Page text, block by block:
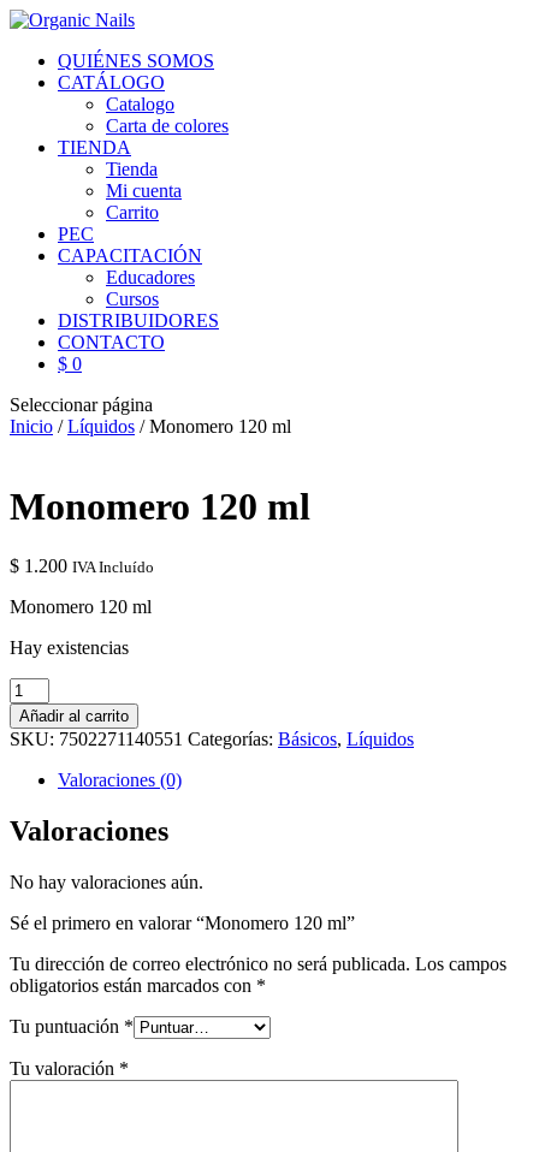
QUIÉNES SOMOS
CATÁLOGO
Catalogo
Carta de colores
TIENDA
Tienda
Mi cuenta
Carrito
PEC
CAPACITACIÓN
Educadores
Cursos
DISTRIBUIDORES
CONTACTO
$ 0
Seleccionar página
Inicio /Líquidos / Monomero 120 ml
Monomero 120 ml
$ 1.200 IVA Incluído
Monomero 120 ml
Hay existencias
Monomero
120
ml
cantidad
Añadir al carrito
SKU: 7502271140551 Categorías: Básicos, Líquidos
Valoraciones (0)
Valoraciones
No hay valoraciones aún.
Sé el primero en valorar “Monomero 120 ml”
Tu dirección de correo electrónico no será publicada. Los campos
obligatorios están marcados con *
Tu puntuación *
Tu valoración *